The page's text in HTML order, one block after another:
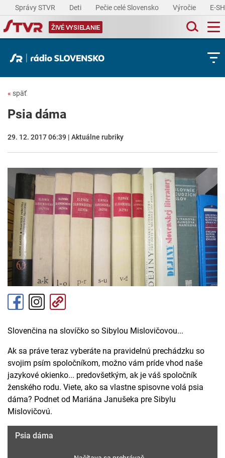
Správy STVR Deti Pečie celé Slovensko Výročie E-
ŽIVÉ VYSIELANIE
« späť
Psia dáma
29. 12. 2017 06:39 | Aktuálne rubriky
Slovenčina na slovíčko so Sibylou Mislovičovou...
Ak sa práve teraz vyberáte na pravidelnú prechádzku so
svojim psím spoločníkom, možno vám príde vhod naše
jazykové okienko... predovšetkým, ak je váš spoločník
ženského rodu. Viete, ako sa vlastne spisovne volá psia
dáma? Podnet od Mariána Janušeka pre Sibylu
Mislovičovú.
Psia dáma